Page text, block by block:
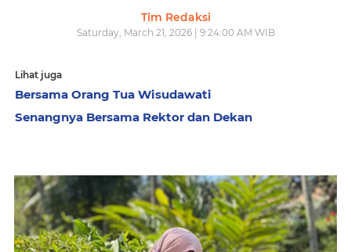
Tim Redaksi
Saturday, March 21, 2026 | 9:24:00 AM WIB
Lihat juga
Bersama Orang Tua Wisudawati
Senangnya Bersama Rektor dan Dekan